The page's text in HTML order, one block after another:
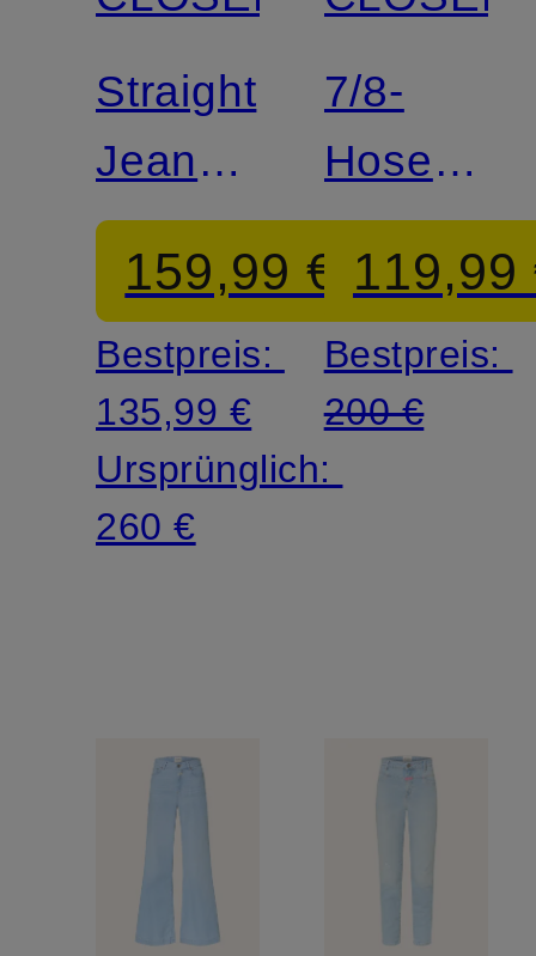
Zertifiziert
Straight
Jeans
MILO
159,99 €
Bestpreis:
135,99 €
Ursprünglich:
260 €
Zertifiziert
7/8-
Hose
MILO
119,99
Bestpreis:
200 €